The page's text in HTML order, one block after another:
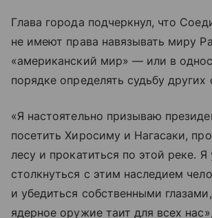
Глава города подчеркнул, что
не имеют права навязывать миру
«американский мир» — или в
порядке определять судьбу других
«Я настоятельно призываю
посетить Хиросиму и Нагасаки,
лесу и прокатиться по этой реке.
столкнуться с этим наследием
и убедиться собственными
ядерное оружие таит для всех